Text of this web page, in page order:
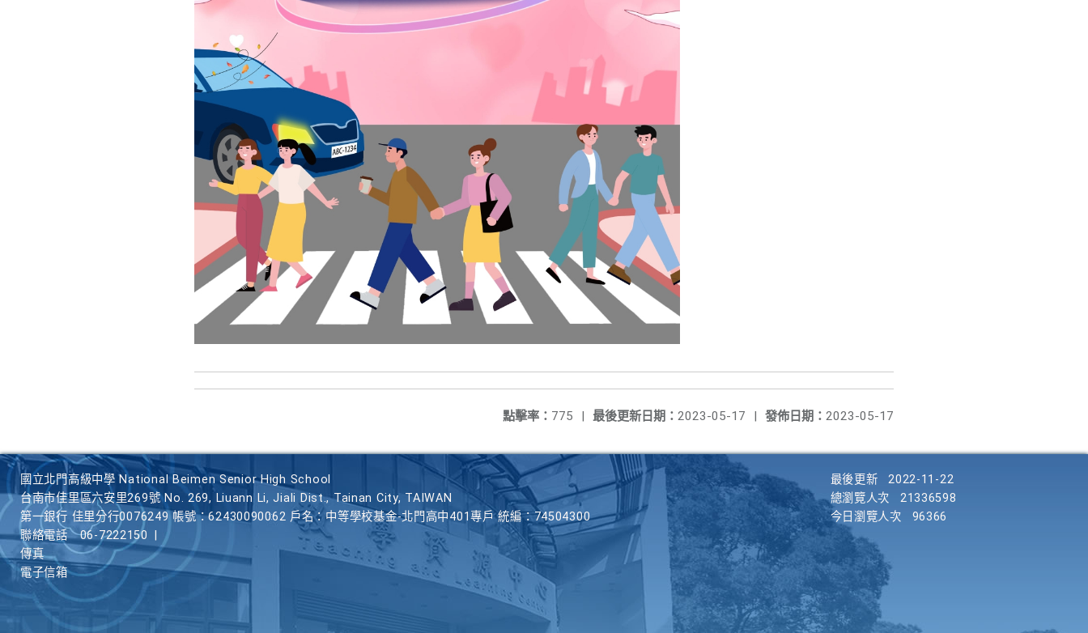
發佈日期： 2023-05-17
最後更新日期： 2023-05-17 |
點擊率： 775 |
國立北門高級中學 National Beimen Senior High School
台南市佳里區六安里269號 No. 269, Liuann Li, Jiali Dist., Tainan City, TAIWAN
第一銀行 佳里分行0076249 帳號：62430090062 戶名：中等學校基金-北門高中401專戶 統編：74504300
聯絡電話
06-7222150
傳真
電子信箱
最後更新
2022-11-22
總瀏覽人次
21336598
今日瀏覽人次
96366